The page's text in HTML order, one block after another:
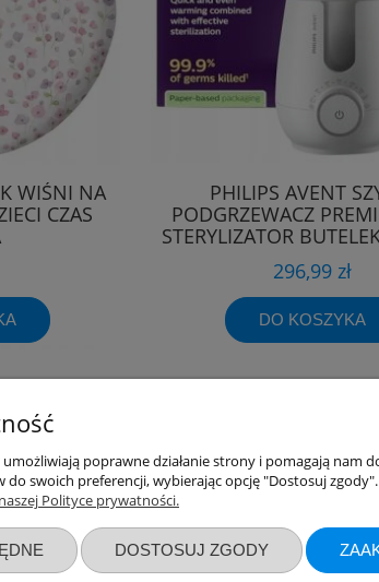
WIŚNI NA
CZAS
PHILIPS AVENT
PODGRZEWACZ
STERYLIZATOR
296,99 zł
DO KOSZYKA
Warunki zakupów
Regulaminy
Zwroty i reklamacje
Polityka prywatności
poprawne działanie strony i pomagają
swoich preferencji, wybierając opcję "Dostosuj zgody".
Polityce prywatności.
DOSTOSUJ ZGODY